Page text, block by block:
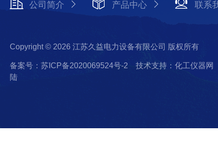
公司简介 产品中心 联系
Copyright © 2026 江苏久益电力设备有限公司 版权所有
备案号：苏ICP备2020069524号-2
技术支持：化工仪器网
陆